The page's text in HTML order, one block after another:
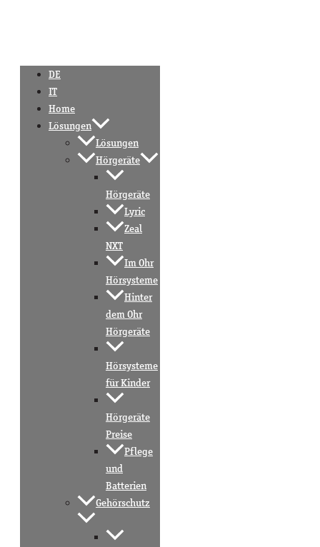
DE
IT
Home
Lösungen
Lösungen
Hörgeräte
Hörgeräte
Lyric
Zeal
NXT
Im Ohr
Hörsysteme
Hinter
dem Ohr
Hörgeräte
Hörsysteme
für Kinder
Hörgeräte
Preise
Pflege
und
Batterien
Gehörschutz